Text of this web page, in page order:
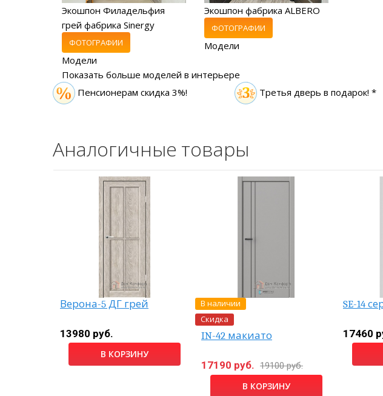
Экошпон Филадельфия
грей фабрика Sinergy
ФОТОГРАФИИ
Модели
Экошпон фабрика ALBERO
ФОТОГРАФИИ
Модели
Показать больше моделей в интерьере
Пенсионерам скидка 3%! Третья дверь в подарок! *
Аналогичные товары
Верона-5 ДГ грей
13980 руб.
В КОРЗИНУ
В наличии
Скидка
IN-42 макиато
17190 руб. 19100 руб.
В КОРЗИНУ
SE-14
17460